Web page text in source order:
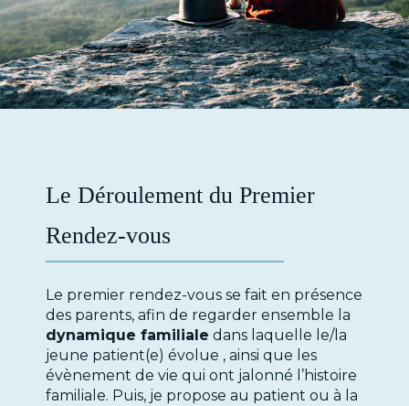
Le Déroulement du Premier
Rendez-vous
Le premier rendez-vous se fait en présence
des parents, afin de regarder ensemble la
dynamique familiale dans laquelle le/la
jeune patient(e) évolue , ainsi que les
évènement de vie qui ont jalonné l’histoire
familiale. Puis, je propose au patient ou à la